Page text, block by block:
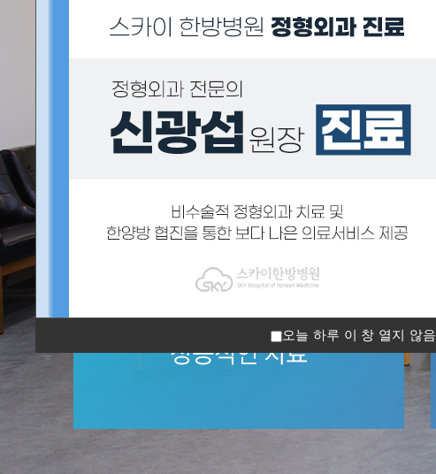
오늘 하루 이 창 열지 않음